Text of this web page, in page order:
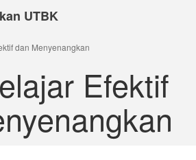
UTBK
dan Menyenangkan
Efektif